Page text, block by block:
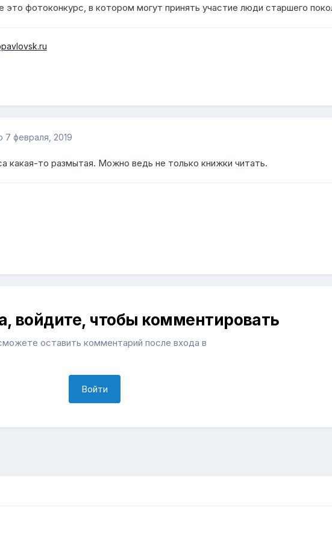
фотоконкурс, в котором могут принять участие люди старшего
7 февраля, 2019
какая-то размытая. Можно ведь не только книжки читать.
войдите, чтобы комментировать
оставить комментарий после входа в
Войти